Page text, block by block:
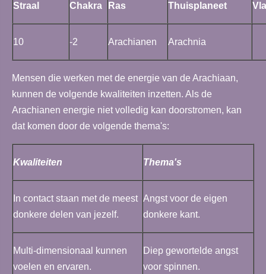
Straal Chakra Ras Thuisplaneet
10 -2 Arachianen Arachnia
Mensen die werken met de energie van de Arachiaan,
kunnen de volgende kwaliteiten inzetten. Als de
Arachianen energie niet volledig kan doorstromen, kan
dat komen door de volgende thema's:
Kwaliteiten Thema's
In contact staan met de meest
donkere delen van jezelf.
Angst voor de eigen
donkere kant.
Multi-dimensionaal kunnen
voelen en ervaren.
Diep gewortelde angst
voor spinnen.